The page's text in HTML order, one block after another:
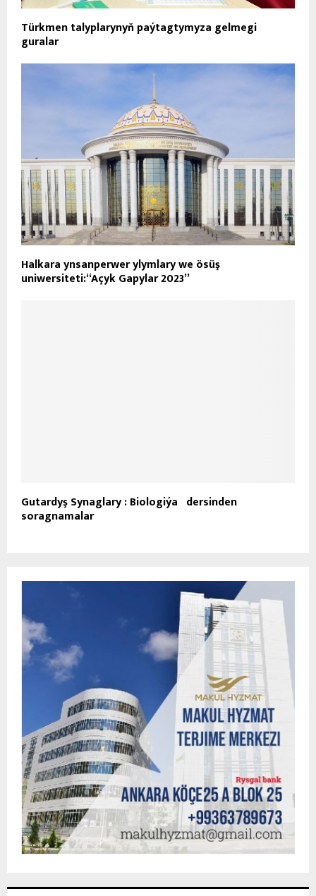
Türkmen talyplarynyň paýtagtymyza gelmegi
guralar
Halkara ynsanperwer ylymlary we ösüş
uniwersiteti:“Açyk Gapylar 2023”
Gutardyş Synaglary : Biologiýa dersinden
soragnamalar